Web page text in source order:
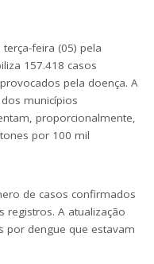
feira (05) pela
157.418 casos
pela doença. A
municípios
proporcionalmente,
por 100 mil
de casos confirmados
registros. A atualização
por dengue que estavam